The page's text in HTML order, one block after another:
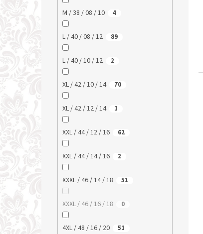
M / 38 / 08 / 10 4
L / 40 / 08 / 12 89
L / 40 / 10 / 12 2
XL / 42 / 10 / 14 70
XL / 42 / 12 / 14 1
XXL / 44 / 12 / 16 62
XXL / 44 / 14 / 16 2
XXXL / 46 / 14 / 18 51
XXXL / 46 / 16 / 18 0
4XL / 48 / 16 / 20 51